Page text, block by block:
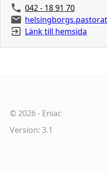
042 - 18 91 70
Länk till hemsida
©2026- Eniac
Version: 3.1